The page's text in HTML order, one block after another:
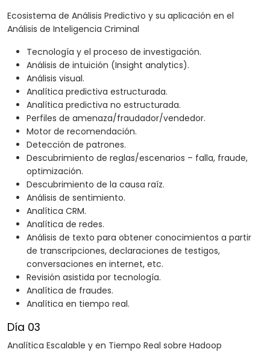
Ecosistema de Análisis Predictivo y su aplicación en el
Análisis de Inteligencia Criminal
Tecnología y el proceso de investigación.
Análisis de intuición (Insight analytics).
Análisis visual.
Analítica predictiva estructurada.
Analítica predictiva no estructurada.
Perfiles de amenaza/fraudador/vendedor.
Motor de recomendación.
Detección de patrones.
Descubrimiento de reglas/escenarios – falla, fraude,
optimización.
Descubrimiento de la causa raíz.
Análisis de sentimiento.
Analítica CRM.
Analítica de redes.
Análisis de texto para obtener conocimientos a partir
de transcripciones, declaraciones de testigos,
conversaciones en internet, etc.
Revisión asistida por tecnología.
Analítica de fraudes.
Analítica en tiempo real.
Día 03
Analítica Escalable y en Tiempo Real sobre Hadoop